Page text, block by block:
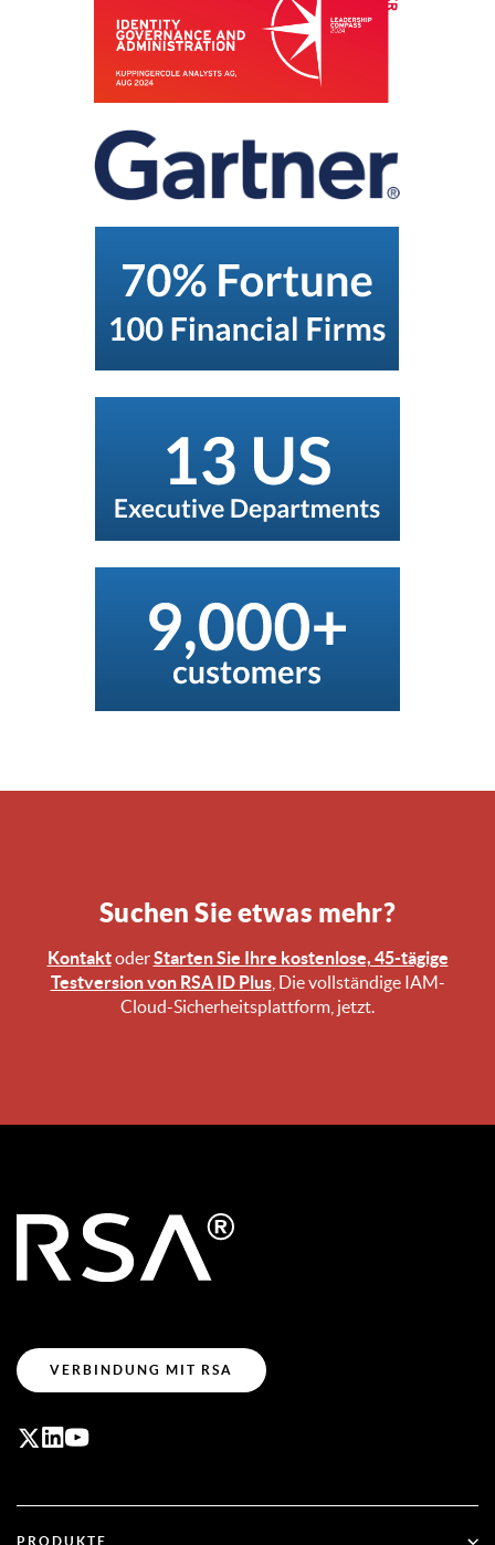
Suchen Sie etwas mehr?
KontaktoderStarten Sie Ihre kostenlose, 45-tägige
Testversion von RSA ID Plus, Die vollständige IAM-
Cloud-Sicherheitsplattform, jetzt.
VERBINDUNG MIT RSA
PRODUKTE